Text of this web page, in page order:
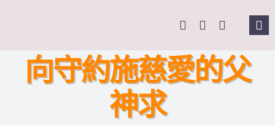
content
向守約施慈愛的父
神求